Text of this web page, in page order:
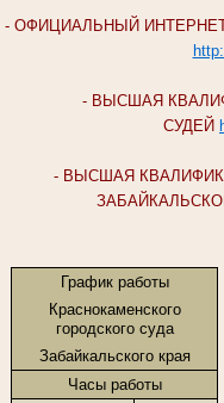
- ОФИЦИАЛЬНЫЙ
- ВЫСШАЯ
СУДЕЙ
- ВЫСШАЯ
График работы
Краснокаменского
городского суда
Забайкальского края
Часы работы